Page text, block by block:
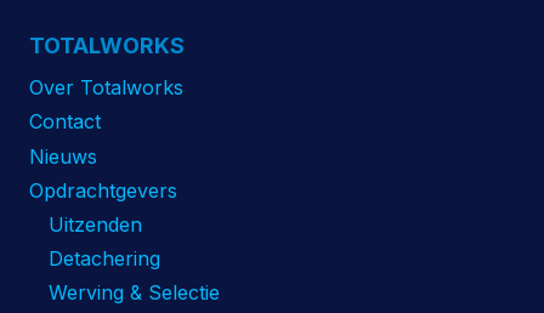
TOTALWORKS
Over Totalworks
Contact
Nieuws
Opdrachtgevers
Uitzenden
Detachering
Werving & Selectie